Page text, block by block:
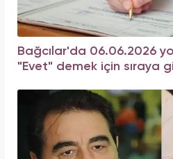
Bağcılar'da 06.06.2026
"Evet" demek için sıraya